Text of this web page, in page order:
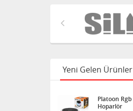
Yeni Gelen Ürünler
Platoon Rgb Işıklı Bluetooth Wireless
Hoparlör